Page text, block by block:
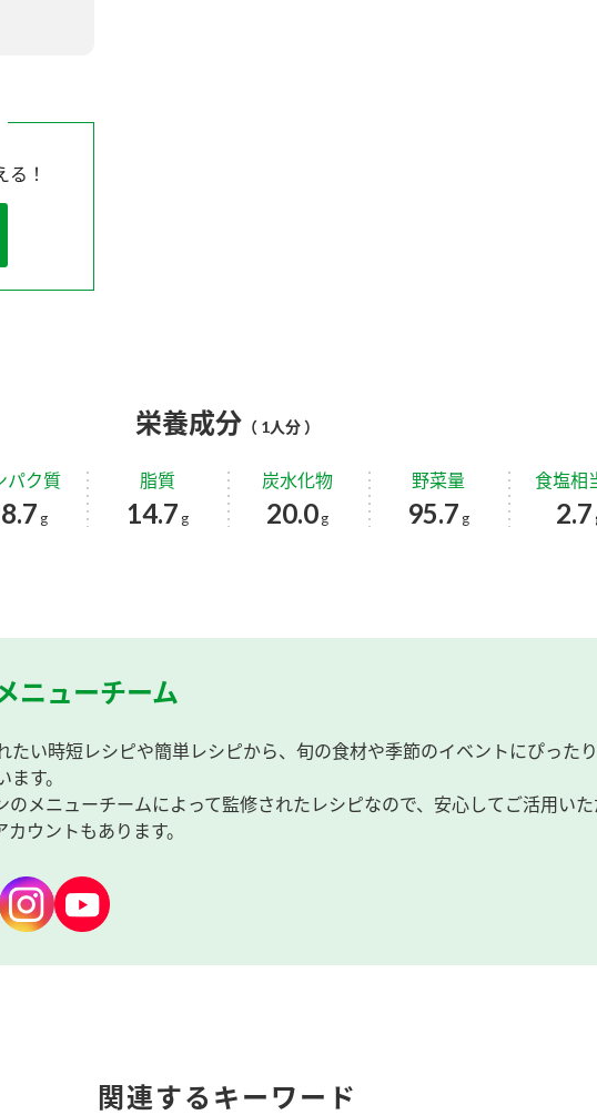
る！
栄養成分 （ 1人分 ）
パク質
g
脂質
14.7 g
炭水化物
20.0g
野菜量
95.7 g
食塩相
2.7
ニューチーム
たい時短レシピや簡単レシピから、旬の食材や季節のイベントにぴった
す。
のメニューチームによって監修されたレシピなので、安心してご活用いた
ウントもあります。
関連するキーワード